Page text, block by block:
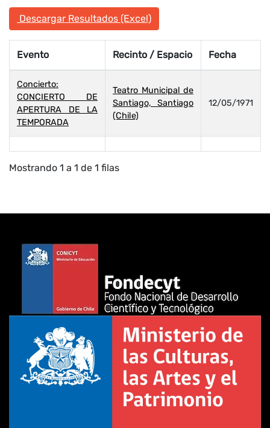
Descargar Resultados (Excel)
Evento Recinto / Espacio Fecha
Concierto:
CONCIERTO DE
APERTURA DE LA
TEMPORADA
Teatro Municipal de
Santiago, Santiago
(Chile)
12/05/1971
Mostrando 1 a 1 de 1 filas